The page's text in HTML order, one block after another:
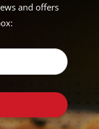
and offers